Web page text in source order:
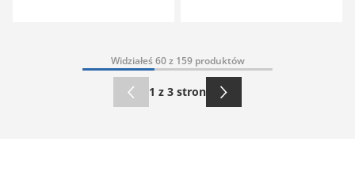
Widziałeś 60 z 159 produktów
1 z 3 stron